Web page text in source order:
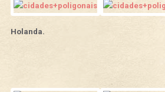
Holanda.